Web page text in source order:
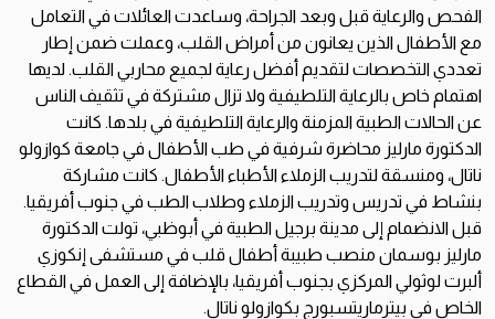
الفحص والرعاية قبل وبعد الجراحة، وساعدت العائلات في التعامل
مع الأطفال الذين يعانون من أمراض القلب، وعملت ضمن إطار
تعددي التخصصات لتقديم أفضل رعاية لجميع محاربي القلب. لديها
اهتمام خاص بالرعاية التلطيفية ولا تزال مشتركة في تثقيف الناس
عن الحالات الطبية المزمنة والرعاية التلطيفية في بلدها. كانت
الدكتورة مارليز محاضرة شرفية في طب الأطفال في جامعة كوازولو
ناتال، ومنسقة لتدريب الزملاء الأطباء الأطفال. كانت مشاركة
بنشاط في تدريس وتدريب الزملاء وطلاب الطب في جنوب أفريقيا.
قبل الانضمام إلى مدينة برجيل الطبية في أبوظبي، تولت الدكتورة
مارليز بوسمان منصب طبيبة أطفال قلب في مستشفى إنكوزي
ألبرت لوثولي المركزي بجنوب أفريقيا، بالإضافة إلى العمل في القطاع
الخاص في بيترماريتسبورج بكوازولو ناتال.